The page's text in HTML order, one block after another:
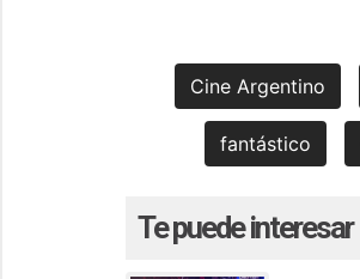
Cine Argentino
fantástico
Te puede interesar